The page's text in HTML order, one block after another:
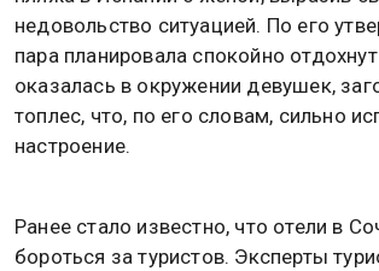
недовольство ситуацией. По его
пара планировала спокойно
оказалась в окружении девушек,
топлес, что, по его словам, сильно
настроение.
Ранее стало известно, что отели в
бороться за туристов. Эксперты